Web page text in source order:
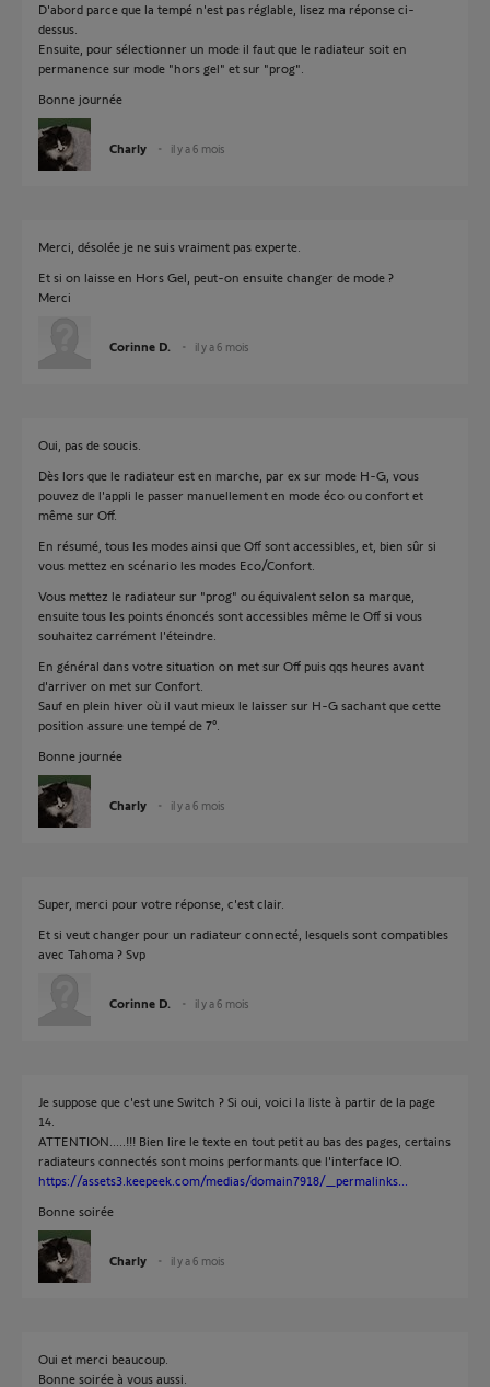
D'abord parce que la tempé n'est pas réglable, lisez ma réponse ci-
dessus.
Ensuite, pour sélectionner un mode il faut que le radiateur soit en
permanence sur mode "hors gel" et sur "prog".
Bonne journée
Charly il y a 6 mois
Merci, désolée je ne suis vraiment pas experte.
Et si on laisse en Hors Gel, peut-on ensuite changer de mode ?
Merci
Corinne D. il y a 6 mois
Oui, pas de soucis.
Dès lors que le radiateur est en marche, par ex sur mode H-G, vous
pouvez de l'appli le passer manuellement en mode éco ou confort et
même sur Off.
En résumé, tous les modes ainsi que Off sont accessibles, et, bien sûr si
vous mettez en scénario les modes Eco/Confort.
Vous mettez le radiateur sur "prog" ou équivalent selon sa marque,
ensuite tous les points énoncés sont accessibles même le Off si vous
souhaitez carrément l'éteindre.
En général dans votre situation on met sur Off puis qqs heures avant
d'arriver on met sur Confort.
Sauf en plein hiver où il vaut mieux le laisser sur H-G sachant que cette
position assure une tempé de 7°.
Bonne journée
Charly il y a 6 mois
Super, merci pour votre réponse, c'est clair.
Et si veut changer pour un radiateur connecté, lesquels sont compatibles
avec Tahoma ? Svp
Corinne D. il y a 6 mois
Je suppose que c'est une Switch ? Si oui, voici la liste à partir de la page
14.
ATTENTION.....!!! Bien lire le texte en tout petit au bas des pages, certains
radiateurs connectés sont moins performants que l'interface IO.
https://assets3.keepeek.com/medias/domain7918/_permalinks...
Bonne soirée
Charly il y a 6 mois
Oui et merci beaucoup.
Bonne soirée à vous aussi.